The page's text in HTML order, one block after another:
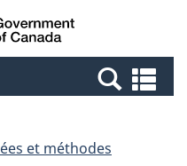
Canada
et
et méthodes